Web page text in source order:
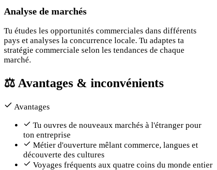
Analyse de marchés
Tu études les opportunités commerciales dans différents
pays et analyses la concurrence locale. Tu adaptes ta
stratégie commerciale selon les tendances de chaque
marché.
⚖️ Avantages & inconvénients
Avantages
Tu ouvres de nouveaux marchés à l'étranger pour
ton entreprise
Métier d'ouverture mêlant commerce, langues et
découverte des cultures
Voyages fréquents aux quatre coins du monde entier